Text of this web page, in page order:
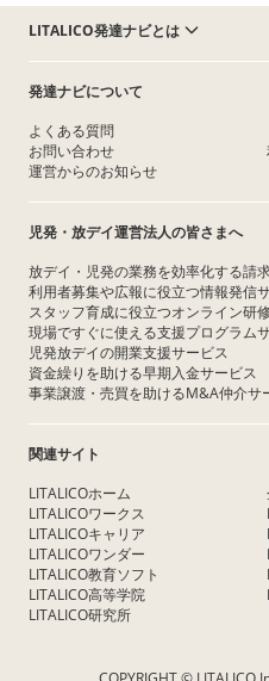
LITALICO発達ナビとは
発達ナビについて
よくある質問
お問い合わせ
運営からのお知らせ
児発・放デイ運営法人の皆さまへ
放デイ・児発の業務を効率化する請
利用者募集や広報に役立つ情報発信
スタッフ育成に役立つオンライン研
現場ですぐに使える支援プログラム
児発放デイの開業支援サービス
資金繰りを助ける早期入金サービス
事業譲渡・売買を助けるM&A仲介サ
関連サイト
LITALICOホーム
LITALICOワークス
LITALICOキャリア
LITALICOワンダー
LITALICO教育ソフト
LITALICO高等学院
LITALICO研究所